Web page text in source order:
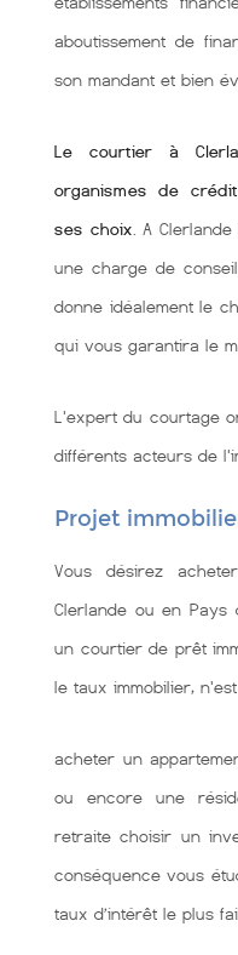
aboutissement de
son mandant et bien
Le courtier à
organismes de
ses choix . A
une charge de
donne idéalement le
qui vous garantira le
L'expert du courtage
différents acteurs de
Projet
Vous désirez
Clerlande ou en
un courtier de prêt
le taux immobilier,
acheter un
ou encore une
retraite choisir un
conséquence vous
taux d’intérêt le plus